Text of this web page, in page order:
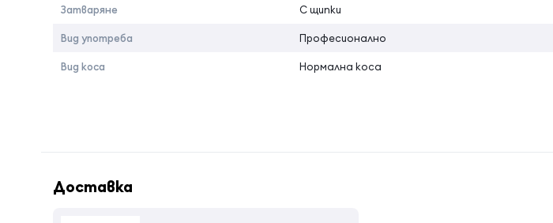
Затваряне С щипки
Вид употреба Професионално
Вид коса Нормална коса
Доставка